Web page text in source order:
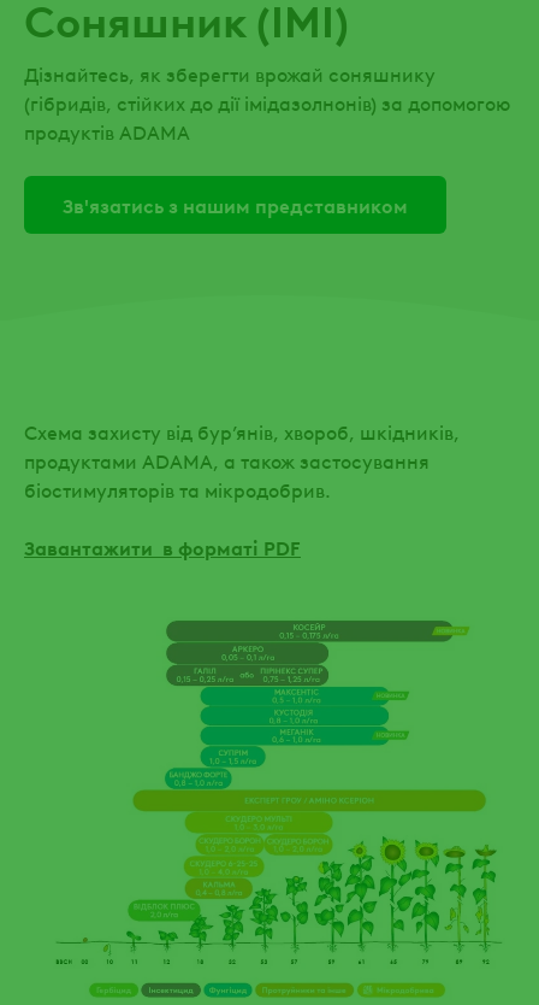
Соняшник (IMI)
Дізнайтесь, як зберегти врожай соняшнику
(гібридів, стійких до дії імідазолнонів) за допомогою
продуктів ADAMA
Зв'язатись з нашим представником
Схема захисту від бур’янів, хвороб, шкідників,
продуктами ADAMA, а також застосування
біостимуляторів та мікродобрив.
Завантажити в форматі PDF